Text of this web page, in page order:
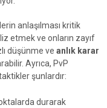
anlaşılması kritik
etmek ve onların zayıf
düşünme ve anlık karar
Ayrıca, PvP
şunlardır:
durarak